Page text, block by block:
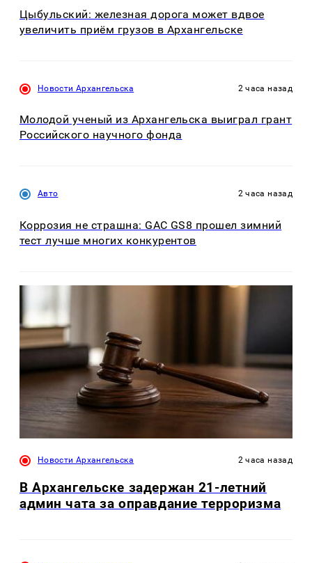
Цыбульский: железная дорога может вдвое
увеличить приём грузов в Архангельске
Новости Архангельска 2 часа назад
Молодой ученый из Архангельска выиграл грант
Российского научного фонда
Авто 2 часа назад
Коррозия не страшна: GAC GS8 прошел зимний
тест лучше многих конкурентов
Новости Архангельска 2 часа назад
В Архангельске задержан 21-летний
админ чата за оправдание терроризма